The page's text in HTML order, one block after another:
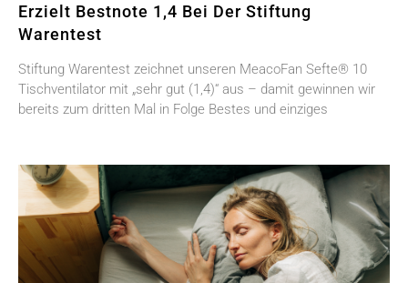
Erzielt Bestnote 1,4 Bei Der Stiftung
Warentest
Stiftung Warentest zeichnet unseren MeacoFan Sefte® 10
Tischventilator mit „sehr gut (1,4)“ aus – damit gewinnen wir
bereits zum dritten Mal in Folge Bestes und einziges